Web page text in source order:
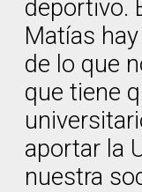
deportivo.
Matías
de lo que
que tiene
aportar la
nuestra